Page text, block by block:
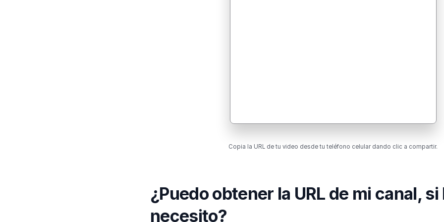
Copia la URL de tu video desde tu teléfono celular dando clic a compartir.
¿Puedo obtener la URL de mi canal, si
necesito?